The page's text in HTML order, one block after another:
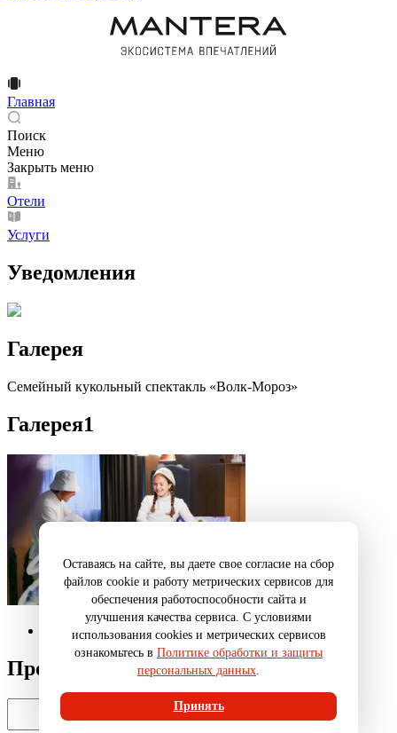
Главная
Поиск
Меню
Закрыть меню
Отели
Услуги
Оставаясь на сайте, вы даете свое согласие на сбор
файлов cookie и работу метрических сервисов для
обеспечения работоспособности сайта и
улучшения качества сервиса. С условиями
использования cookies и метрических сервисов
ознакомьтесь в Политике обработки и защиты
персональных данных.
Принять
Уведомления
Галерея
Семейный кукольный спектакль «Волк-Мороз»
Галерея1
Галерея1
Промокод
Введите промокод